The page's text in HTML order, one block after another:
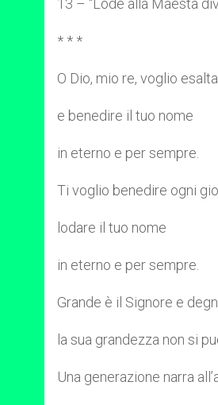
13 – “Lode alla Maestà
* * *
O Dio, mio re, voglio
e benedire il tuo nome
in eterno e per sempre.
Ti voglio benedire ogni
lodare il tuo nome
in eterno e per sempre.
Grande è il Signore e
la sua grandezza non si
Una generazione narra